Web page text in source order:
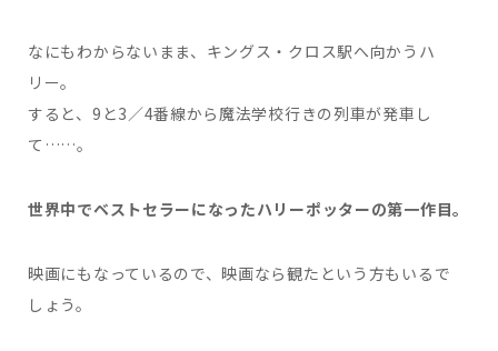
なにもわからないまま、キングス・クロス駅へ向かうハ
リー。
すると、9と3／4番線から魔法学校行きの列車が発車し
て……。
世界中でベストセラーになったハリーポッターの第一作目。
映画にもなっているので、映画なら観たという方もいるで
しょう。